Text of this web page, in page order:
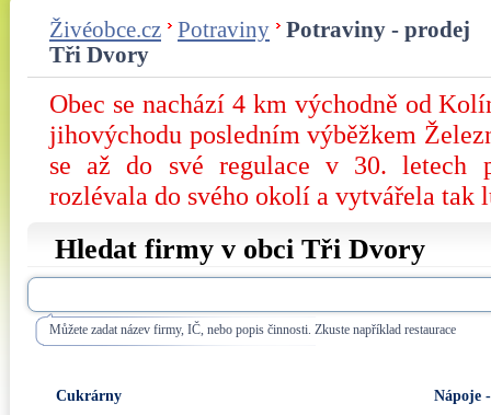
Živéobce.cz Potraviny
Potraviny - prodej
Tři Dvory
Obec se nachází 4 km východně od
jihovýchodu posledním výběžkem
se až do své regulace v 30. letech
rozlévala do svého okolí a vytvářela tak
Hledat firmy v obci Tři Dvory
Můžete zadat název firmy, IČ, nebo popis činnosti. Zkuste například restaurace
Cukrárny
Nápoje